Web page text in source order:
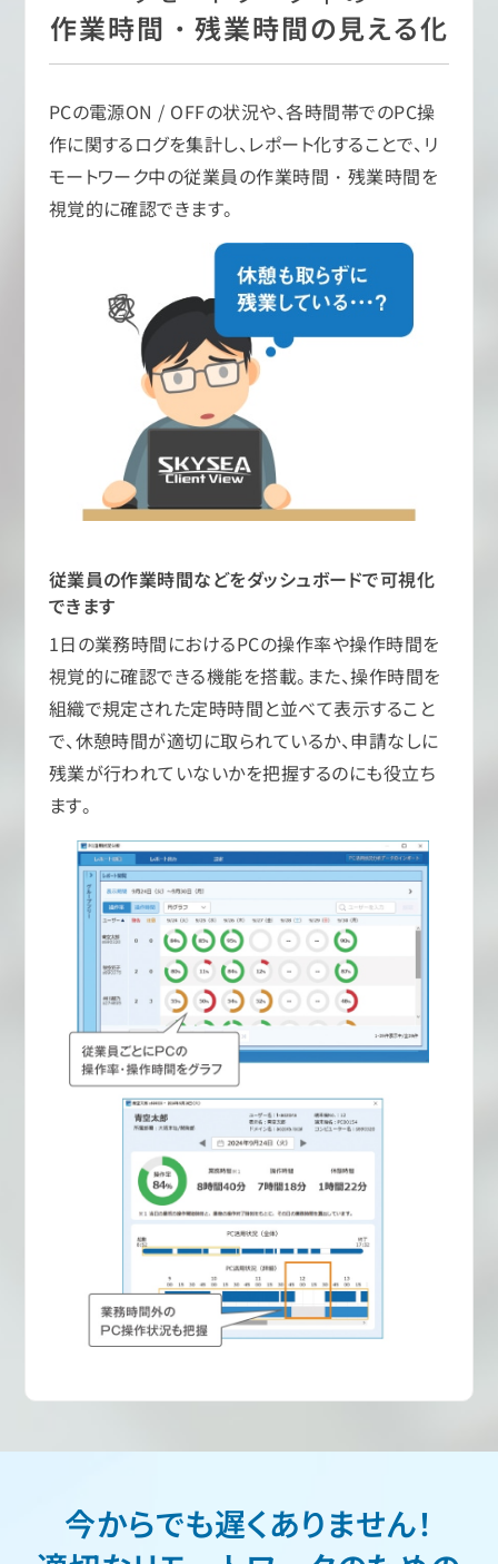
作業時間・残業時間の見える化
PCの電源ON / OFFの状況や、各時間帯でのPC操
作に関するログを集計し、レポート化することで、リ
モートワーク中の従業員の作業時間・残業時間を
視覚的に確認できます。
従業員の作業時間などをダッシュボードで可視化
できます
1日の業務時間におけるPCの操作率や操作時間を
視覚的に確認できる機能を搭載。また、操作時間を
組織で規定された定時時間と並べて表示すること
で、休憩時間が適切に取られているか、申請なしに
残業が行われていないかを把握するのにも役立ち
ます。
今からでも遅くありません！